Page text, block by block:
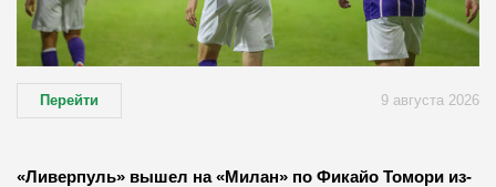
Перейти 9 августа 2026
«Ливерпуль» вышел на «Милан» по Фикайо Томори из-